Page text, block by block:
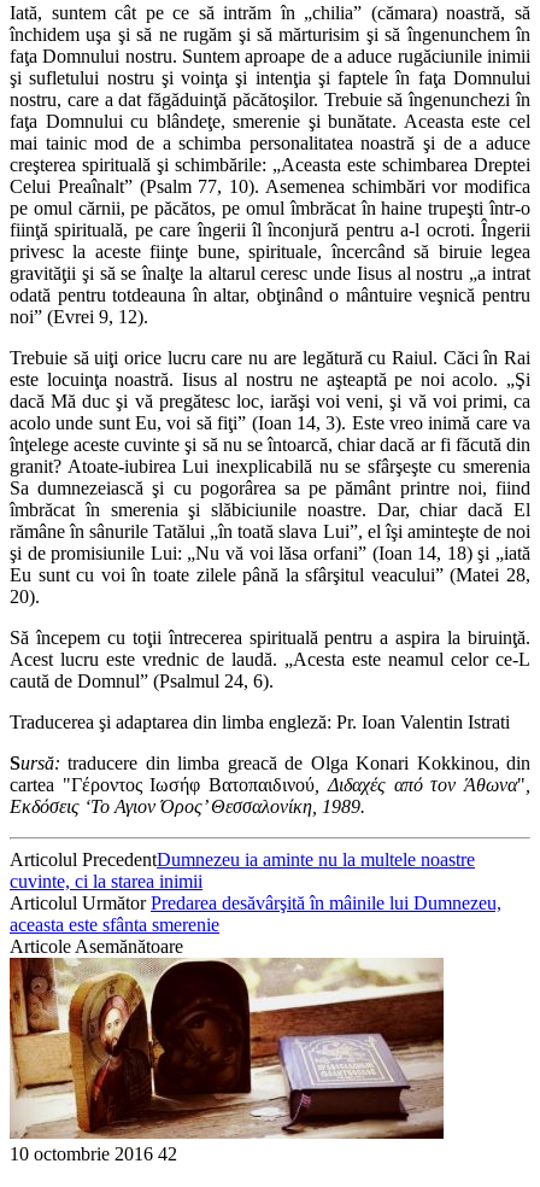
Iată, suntem cât pe ce să intrăm în „chilia” (cămara) noastră, să
închidem uşa şi să ne rugăm şi să mărturisim şi să îngenunchem în
faţa Domnului nostru. Suntem aproape de a aduce rugăciunile inimii
şi sufletului nostru şi voinţa şi intenţia şi faptele în faţa Domnului
nostru, care a dat făgăduinţă păcătoşilor. Trebuie să îngenunchezi în
faţa Domnului cu blândeţe, smerenie şi bunătate. Aceasta este cel
mai tainic mod de a schimba personalitatea noastră şi de a aduce
creşterea spirituală şi schimbările: „Aceasta este schimbarea Dreptei
Celui Preaînalt” (Psalm 77, 10). Asemenea schimbări vor modifica
pe omul cărnii, pe păcătos, pe omul îmbrăcat în haine trupeşti într-o
fiinţă spirituală, pe care îngerii îl înconjură pentru a-l ocroti. Îngerii
privesc la aceste fiinţe bune, spirituale, încercând să biruie legea
gravităţii şi să se înalţe la altarul ceresc unde Iisus al nostru „a intrat
odată pentru totdeauna în altar, obţinând o mântuire veşnică pentru
noi” (Evrei 9, 12).
Trebuie să uiţi orice lucru care nu are legătură cu Raiul. Căci în Rai
este locuinţa noastră. Iisus al nostru ne aşteaptă pe noi acolo. „Şi
dacă Mă duc şi vă pregătesc loc, iarăşi voi veni, şi vă voi primi, ca
acolo unde sunt Eu, voi să fiţi” (Ioan 14, 3). Este vreo inimă care va
înţelege aceste cuvinte şi să nu se întoarcă, chiar dacă ar fi făcută din
granit? Atoate-iubirea Lui inexplicabilă nu se sfârşeşte cu smerenia
Sa dumnezeiască şi cu pogorârea sa pe pământ printre noi, fiind
îmbrăcat în smerenia şi slăbiciunile noastre. Dar, chiar dacă El
rămâne în sânurile Tatălui „în toată slava Lui”, el îşi aminteşte de noi
şi de promisiunile Lui: „Nu vă voi lăsa orfani” (Ioan 14, 18) şi „iată
Eu sunt cu voi în toate zilele până la sfârşitul veacului” (Matei 28,
20).
Să începem cu toţii întrecerea spirituală pentru a aspira la biruinţă.
Acest lucru este vrednic de laudă. „Acesta este neamul celor ce-L
caută de Domnul” (Psalmul 24, 6).
Traducerea şi adaptarea din limba engleză: Pr. Ioan Valentin Istrati
Sursă:traducere din limba greacă de Olga Konari Kokkinou, din
cartea "Γέροντος Ιωσήφ Βατοπαιδινού , Διδαχές από τον Άθωνα"
Εκδόσεις ‘Το Αγιον Όρος’ Θεσσαλονίκη, 1989.
Articolul PrecedentDumnezeu ia aminte nu la multele noastre
cuvinte, ci la starea inimii
Articolul UrmătorPredarea desăvârşită în mâinile lui Dumnezeu,
aceasta este sfânta smerenie
Articole Asemănătoare
10 octombrie 2016 42